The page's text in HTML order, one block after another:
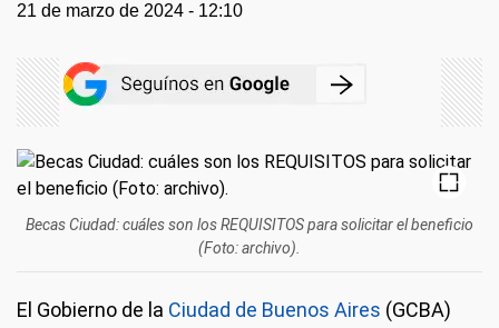
21 de marzo de 2024 - 12:10
Becas Ciudad: cuáles son los REQUISITOS para solicitar el beneficio
(Foto: archivo).
El Gobierno de la Ciudad de Buenos Aires (GCBA)